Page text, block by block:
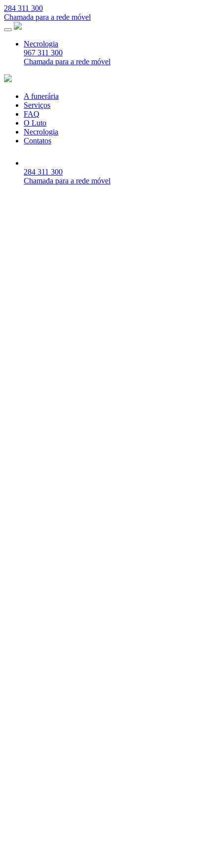
284 311 300
Chamada para a rede móvel
Necrologia
967 311 300
Chamada para a rede móvel
A funerária
Serviços
FAQ
O Luto
Necrologia
Contatos
284 311 300
Chamada para a rede móvel